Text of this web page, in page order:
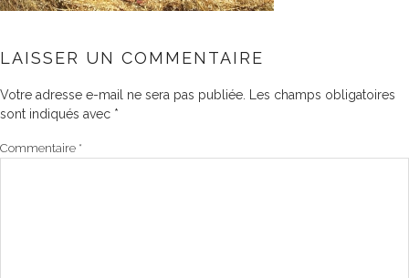
LAISSER UN COMMENTAIRE
Votre adresse e-mail ne sera pas publiée.
Les champs obligatoires
sont indiqués avec *
Commentaire *